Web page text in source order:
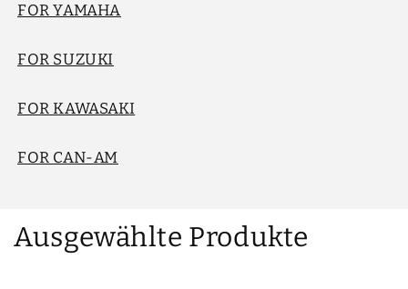
FOR YAMAHA
FOR SUZUKI
FOR KAWASAKI
FOR CAN-AM
Ausgewählte Produkte